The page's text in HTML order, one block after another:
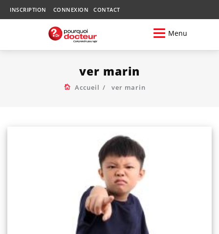
INSCRIPTION CONNEXION CONTACT
Menu
ver marin
Accueil ver marin